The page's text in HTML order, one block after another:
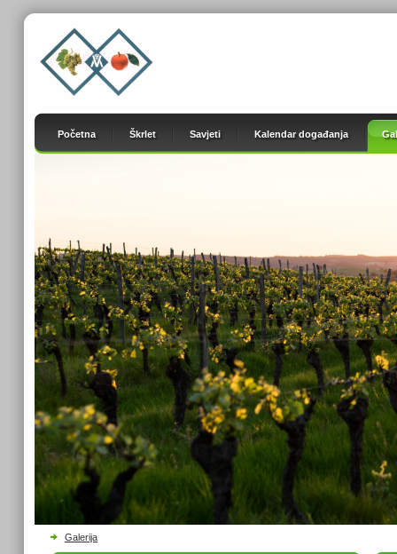
Početna Škrlet Savjeti Kalendar događanja
Galerija